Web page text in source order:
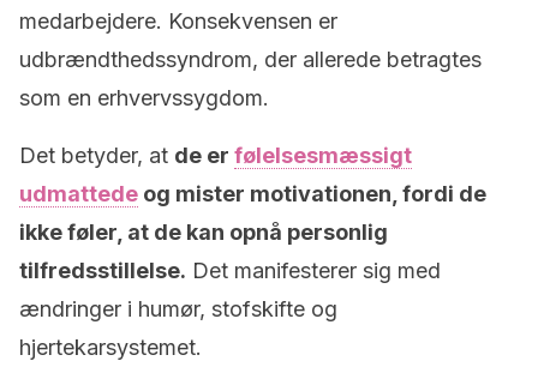
medarbejdere. Konsekvensen er
udbrændthedssyndrom, der allerede betragtes
som en erhvervssygdom.
Det betyder, at de er følelsesmæssigt
udmattede og mister motivationen, fordi de
ikke føler, at de kan opnå personlig
tilfredsstillelse. Det manifesterer sig med
ændringer i humør, stofskifte og
hjertekarsystemet.